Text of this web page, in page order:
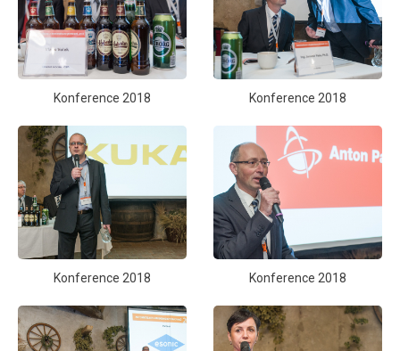
Konference 2018 Konference 2018
Konference 2018 Konference 2018